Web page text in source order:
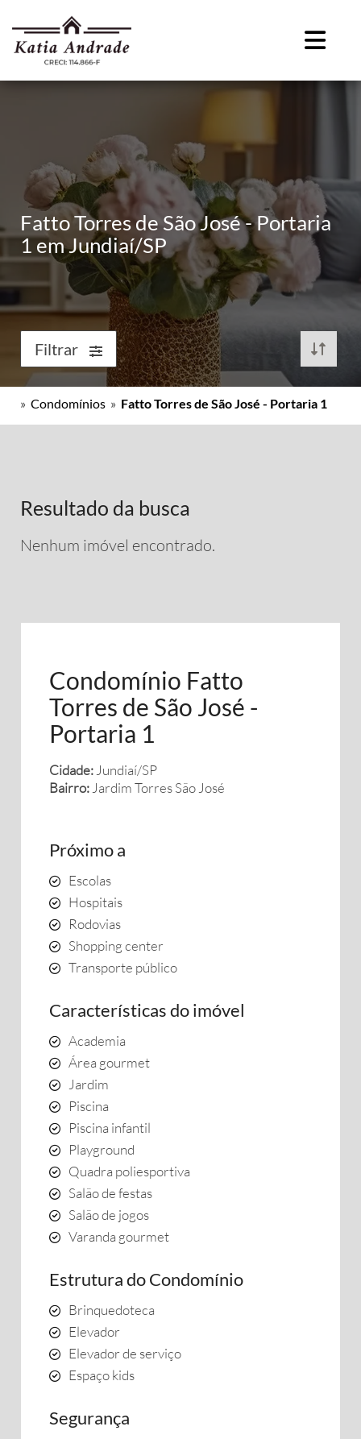
Fatto Torres de São José - Portaria
1 em Jundiaí/SP
Filtrar
» Condomínios » Fatto Torres de São José - Portaria 1
Resultado da busca
Nenhum imóvel encontrado.
Condomínio Fatto
Torres de São José -
Portaria 1
Cidade: Jundiaí/SP
Bairro: Jardim Torres São José
Próximo a
Escolas
Hospitais
Rodovias
Shopping center
Transporte público
Características do imóvel
Academia
Área gourmet
Jardim
Piscina
Piscina infantil
Playground
Quadra poliesportiva
Salão de festas
Salão de jogos
Varanda gourmet
Estrutura do Condomínio
Brinquedoteca
Elevador
Elevador de serviço
Espaço kids
Segurança